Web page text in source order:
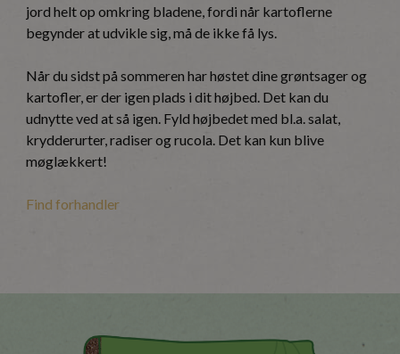
jord helt op omkring bladene, fordi når kartoflerne
begynder at udvikle sig, må de ikke få lys.
Når du sidst på sommeren har høstet dine grøntsager og
kartofler, er der igen plads i dit højbed. Det kan du
udnytte ved at så igen. Fyld højbedet med bl.a. salat,
krydderurter, radiser og rucola. Det kan kun blive
møglækkert!
Find forhandler